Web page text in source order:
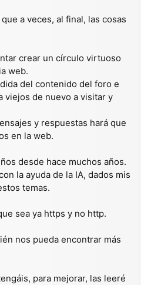
a veces, al final, las cosas
crear un círculo virtuoso
web.
del contenido del foro e
viejos de nuevo a visitar y
y respuestas hará que
en la web.
desde hace muchos años.
la ayuda de la IA, dados mis
temas.
sea ya https y no http.
nos pueda encontrar más
para mejorar, las leeré